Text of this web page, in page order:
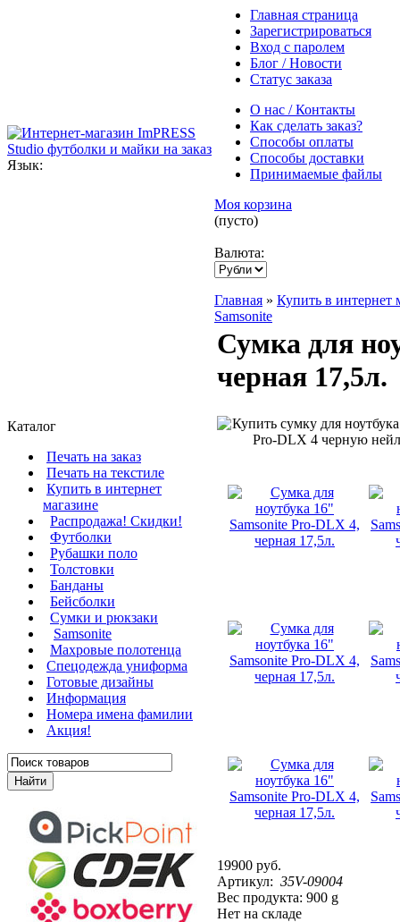
Язык:
Главная страница
Зарегистрироваться
Вход с паролем
Блог / Новости
Статус заказа
О нас / Контакты
Как сделать заказ?
Способы оплаты
Способы доставки
Принимаемые файлы
Моя корзина
(пусто)
Валюта:
Каталог
Печать на заказ
Печать на текстиле
Купить в интернет
магазине
Распродажа! Скидки!
Футболки
Рубашки поло
Толстовки
Банданы
Бейсболки
Сумки и рюкзаки
Samsonite
Махровые полотенца
Cпецодежда униформа
Готовые дизайны
Информация
Номера имена фамилии
Акция!
Главная » Купить в интернет
Samsonite
Сумка для
черная 17,5л.
19900 руб.
Артикул: 35V-09004
Вес продукта: 900 g
Нет на складе